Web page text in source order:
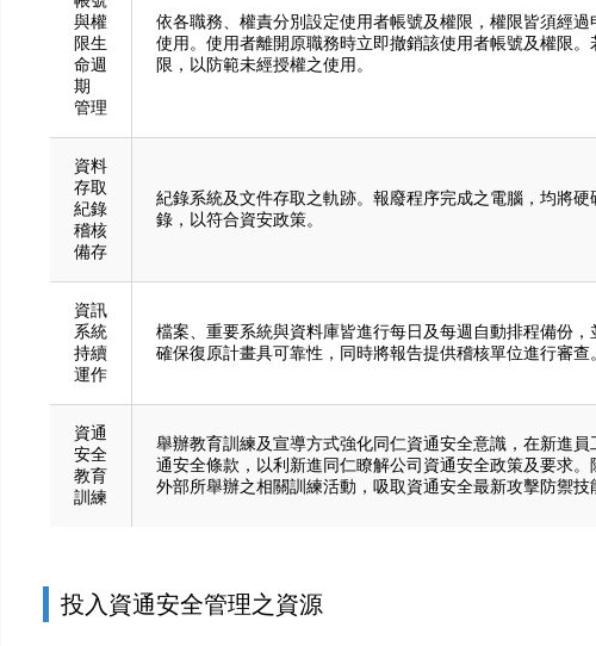
與權
限生
命週
期
管理
依各職務、權責分別設定使用者帳號及權限，權限皆須經
使用。使用者離開原職務時立即撤銷該使用者帳號及權限
限，以防範未經授權之使用。
資料
存取
紀錄
稽核
備存
紀錄系統及文件存取之軌跡。報廢程序完成之電腦，均將
錄，以符合資安政策。
資訊
系統
持續
運作
檔案、重要系統與資料庫皆進行每日及每週自動排程備份
確保復原計畫具可靠性，同時將報告提供稽核單位進行審查
資通
安全
教育
訓練
舉辦教育訓練及宣導方式強化同仁資通安全意識，在新進
通安全條款，以利新進同仁瞭解公司資通安全政策及要求
外部所舉辦之相關訓練活動，吸取資通安全最新攻擊防禦技
投入資通安全管理之資源